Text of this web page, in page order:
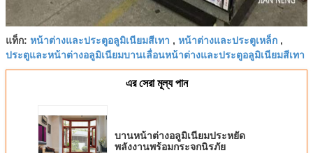
แท็ก: หน้าต่างและประตูอลูมิเนียมสีเทา , หน้าต่างและประตูเหล็ก ,
ประตูและหน้าต่างอลูมิเนียมบานเลื่อนหน้าต่างและประตูอลูมิเนียมสีเทา
এর সেরা মূল্য পান
บานหน้าต่างอลูมิเนียมประหยัด
พลังงานพร้อมกระจกนิรภัย